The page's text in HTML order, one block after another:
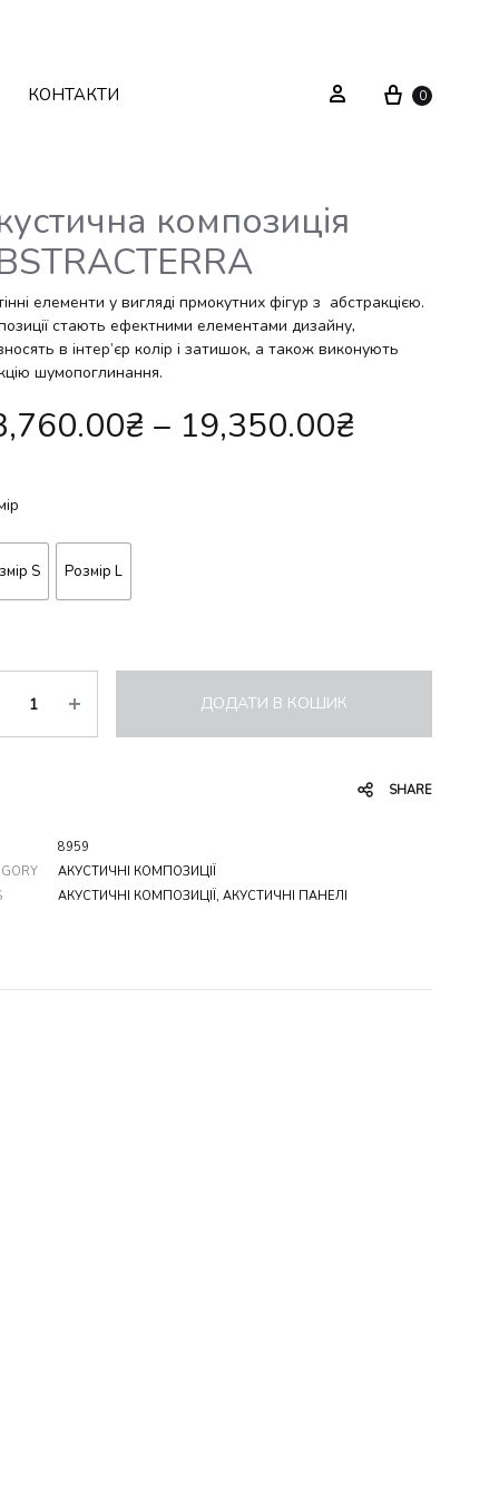
Текстиль
Декор
Вуличні меблі
Системи зберігання
Стелажі
Дзеркала
Вішаки
КОНТАКТИ Sign in Cart
0
композиція
елементи у вигляді прмокутних фігур з абстракцією.
стають ефектними елементами дизайну,
в інтер’єр колір і затишок, а також виконують
шумопоглинання.
₴ – 19,350.00₴
S Розмір L
ДОДАТИ В КОШИК
SHARE
8959
АКУСТИЧНІ КОМПОЗИЦІЇ
АКУСТИЧНІ КОМПОЗИЦІЇ, АКУСТИЧНІ ПАНЕЛІ